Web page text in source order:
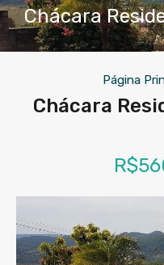
Chácara
Página
Chácara